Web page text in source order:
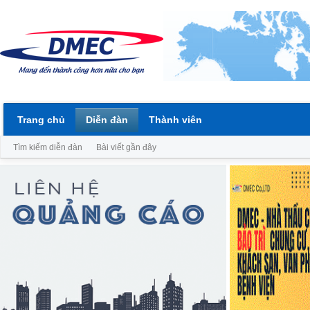
Trang chủ Diễn đàn
Tìm kiếm diễn đàn Bài viết gần đây
Thành viên